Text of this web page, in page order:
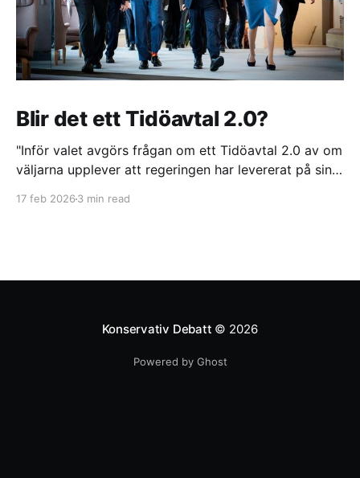
Blir det ett Tidöavtal 2.0?
"Inför valet avgörs frågan om ett Tidöavtal 2.0 av om
väljarna upplever att regeringen har levererat på sina
17 feb 2026 3 min read
Konservativ Debatt © 2026
Powered by Ghost